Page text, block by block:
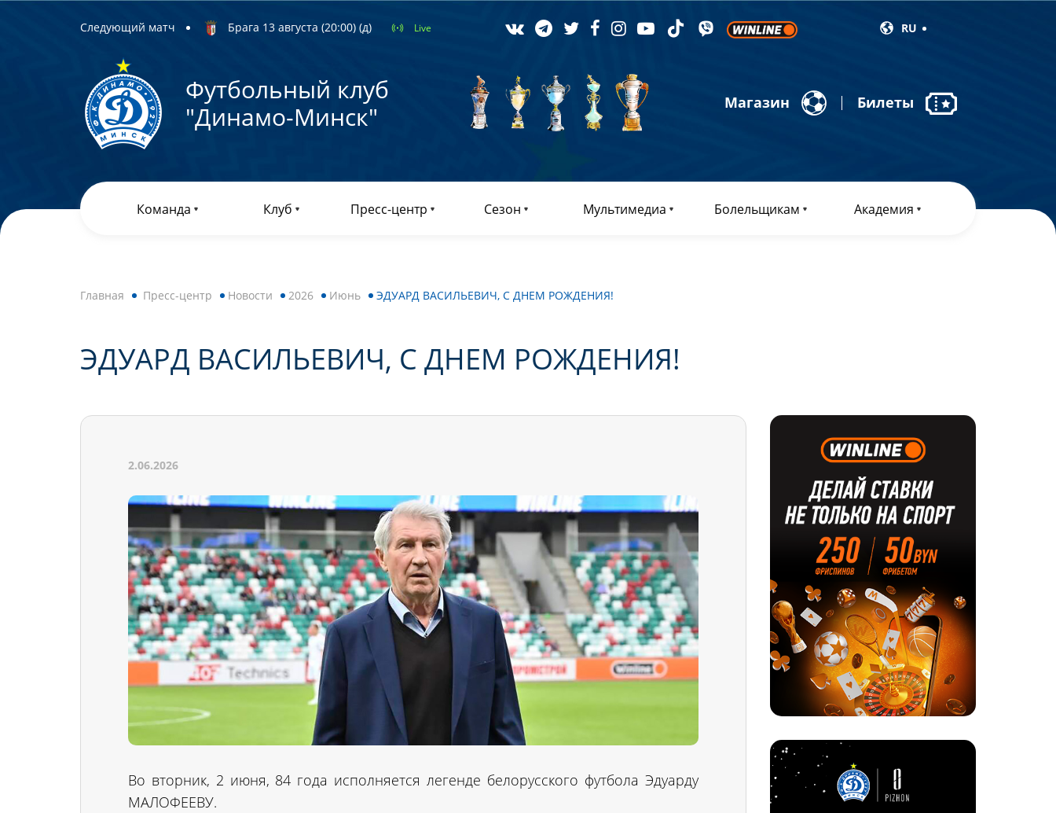
Следующий матч Брага 13 августа (20:00) (д) Live RU
Футбольный клуб
"Динамо-Минск"
Магазин Билеты
Команда Клуб Пресс-центр Сезон Мультимедиа Болельщикам Академия
Главная Пресс-центр Новости 2026 Июнь ЭДУАРД ВАСИЛЬЕВИЧ, С ДНЕМ РОЖДЕНИЯ!
ЭДУАРД ВАСИЛЬЕВИЧ, С ДНЕМ РОЖДЕНИЯ!
2.06.2026
Во вторник, 2 июня, 84 года исполняется легенде белорусского футбола Эдуарду
МАЛОФЕЕВУ.